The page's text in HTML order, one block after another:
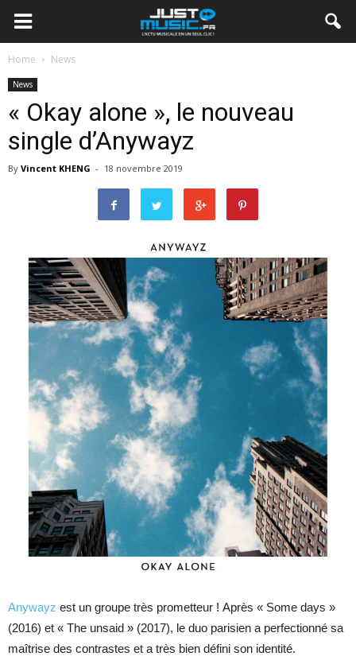
Home News
News
« Okay alone », le nouveau
single d’Anywayz
By Vincent KHENG - 18 novembre 2019
Anywayz est un groupe très prometteur ! Après « Some days »
(2016) et « The unsaid » (2017), le duo parisien a perfectionné sa
maîtrise des contrastes et a très bien défini son identité.